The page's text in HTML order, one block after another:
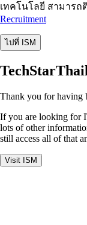
เทคโนโลยี สามาร
Recruitment
ไปที่ ISM
Thank you for having
If you are looking for
lots of other
still access all of that
Visit ISM